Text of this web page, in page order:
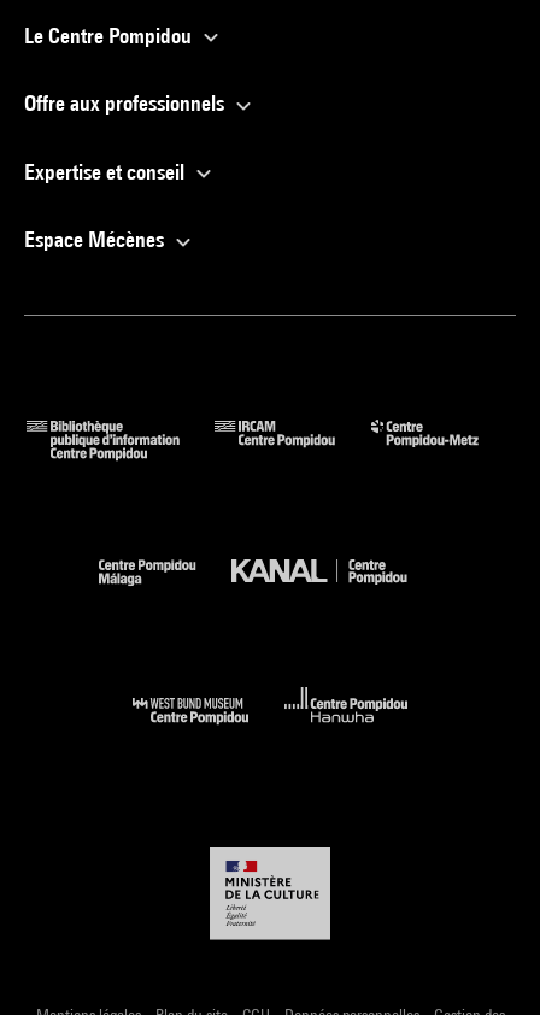
Le Centre Pompidou
Offre aux professionnels
Expertise et conseil
Espace Mécènes